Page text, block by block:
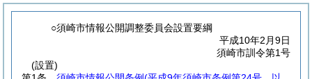
○須崎市情報公開調整委員会設置要綱
平成10年2月9日
須崎市訓令第1号
(設置)